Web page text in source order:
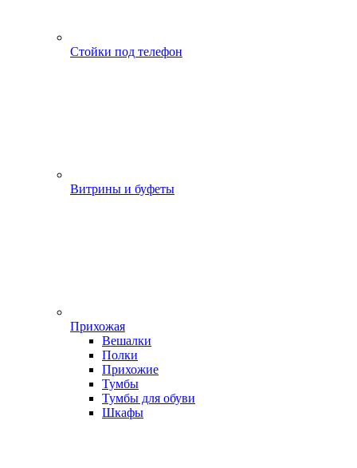
Стойки под телефон
Витрины и буфеты
Прихожая
Вешалки
Полки
Прихожие
Тумбы
Тумбы для обуви
Шкафы